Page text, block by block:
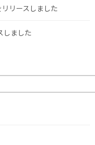
リースしました
しました